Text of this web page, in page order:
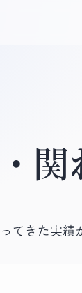
てきた実績